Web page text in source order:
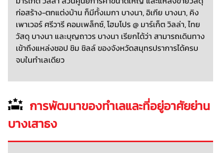
ก่อสร้าง-ตกแต่งบ้าน ก็มีทั้งเมกา บางนา, อิเกีย บางนา, คิง
เพาเวอร์ ศรีวารี คอมเพล็กซ์, โฮมโปร @ มาร์เก็ต วิลล่า, ไทย
วัสดุ บางนา และบุญถาวร บางนา เรียกได้ว่า สามารถเดินทาง
เข้าถึงแหล่งชอป ชิม ชิลล์ ของจังหวัดสมุทรปราการได้ครบ
จบในทำเลเดียว
การพัฒนาของทำเลและที่อยู่อาศัยย่าน
บางเสาธง